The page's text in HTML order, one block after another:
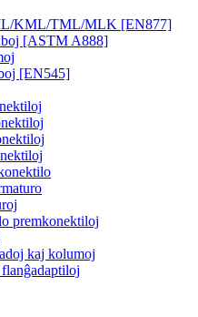
KML/TML/MLK [EN877]
[ASTM A888]
[EN545]
premkonektiloj
kaj kolumoj